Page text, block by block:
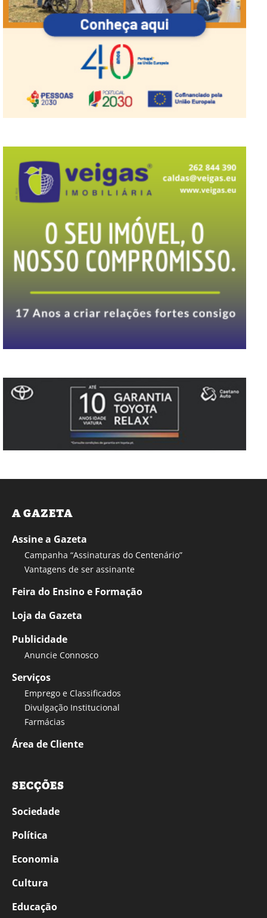
A GAZETA
Assine a Gazeta
Campanha “Assinaturas do Centenário”
Vantagens de ser assinante
Feira do Ensino e Formação
Loja da Gazeta
Publicidade
Anuncie Connosco
Serviços
Emprego e Classificados
Divulgação Institucional
Farmácias
Área de Cliente
SECÇÕES
Sociedade
Política
Economia
Cultura
Educação